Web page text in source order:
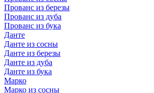
Прованс из березы
Прованс из дуба
Прованс из бука
Данте
Данте из сосны
Данте из березы
Данте из дуба
Данте из бука
Марко
Марко из сосны